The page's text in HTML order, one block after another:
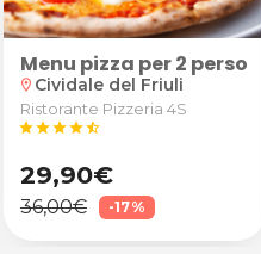
gambe e glutei
Menu pizza per 2 persone
location_on Cividale del Friuli
Ristorante Pizzeria 4S
starstarstarstarstar_half
29,90€
36,00€ -17%